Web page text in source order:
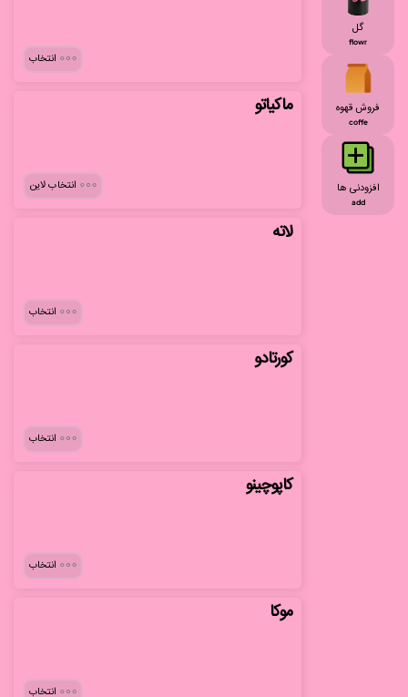
گل
flowr
فروش قهوه
coffe
افزودنی ها
add
انتخاب
ماکیاتو
انتخاب لاین
لاته
انتخاب
کورتادو
انتخاب
کاپوچینو
انتخاب
موکا
انتخاب